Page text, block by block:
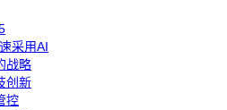
采用AI
战略
创新
控